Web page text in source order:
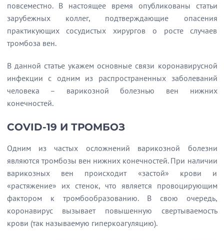
повсеместно. В настоящее время опубликованы статьи
зарубежных коллег, подтверждающие опасения
практикующих сосудистых хирургов о росте случаев
тромбоза вен.
В данной статье укажем основные связи коронавирусной
инфекции с одним из распространенных заболеваний
человека – варикозной болезнью вен нижних
конечностей.
COVID-19 И ТРОМБОЗ
Одним из частых осложнений варикозной болезни
являются тромбозы вен нижних конечностей. При наличии
варикозных вен происходит «застой» крови и
«растяжение» их стенок, что является провоцирующим
фактором к тромбообразованию. В свою очередь,
коронавирус вызывает повышенную свертываемость
крови (так называемую гиперкоагуляцию).